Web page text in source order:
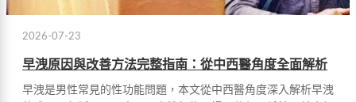
2026-07-23
早洩原因與改善方法完整指南：從中西醫角度全面解析
早洩是男性常見的性功能問題，本文從中西醫角度深入解析早洩